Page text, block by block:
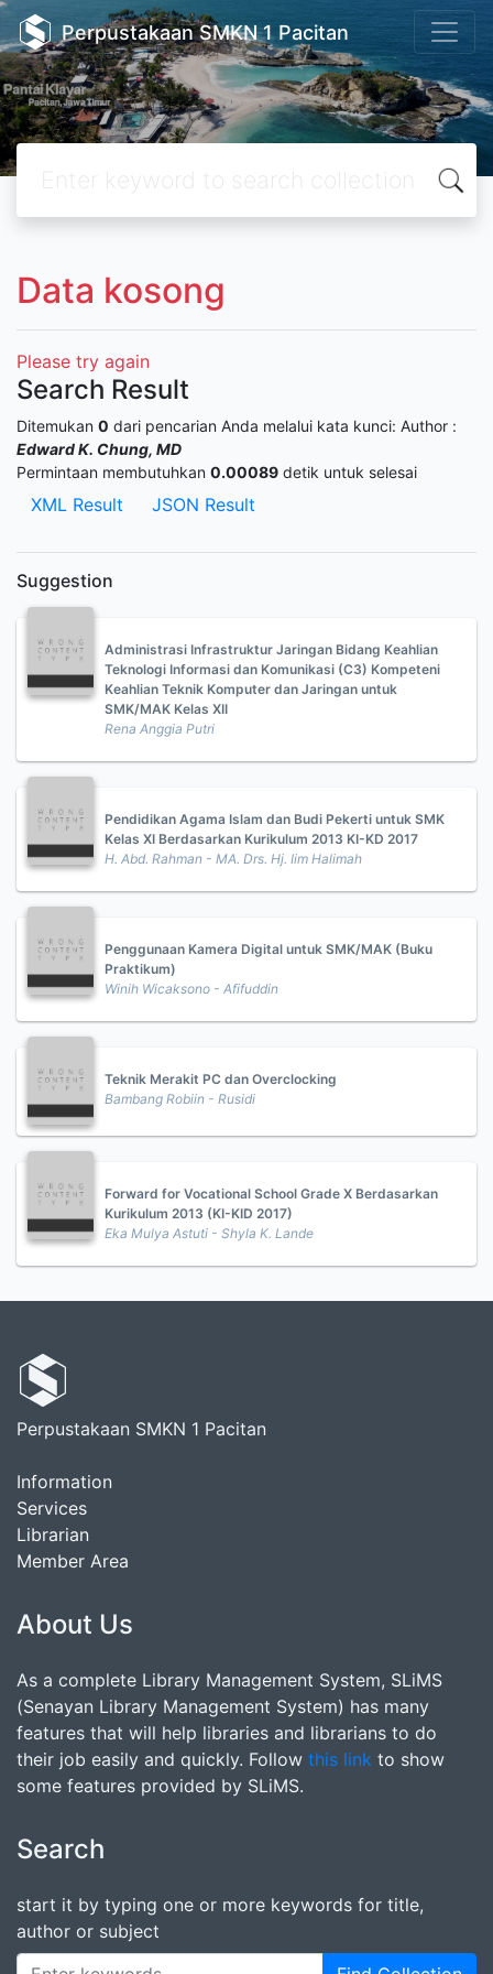
Perpustakaan SMKN 1 Pacitan
Data kosong
Please try again
Search Result
Ditemukan 0 dari pencarian Anda melalui kata kunci: Author :
Edward K. Chung, MD
Permintaan membutuhkan 0.00089 detik untuk selesai
XML Result JSON Result
Suggestion
Administrasi Infrastruktur Jaringan Bidang Keahlian
Teknologi Informasi dan Komunikasi (C3) Kompeteni
Keahlian Teknik Komputer dan Jaringan untuk
SMK/MAK Kelas XII
Rena Anggia Putri
Pendidikan Agama Islam dan Budi Pekerti untuk SMK
Kelas XI Berdasarkan Kurikulum 2013 KI-KD 2017
H. Abd. Rahman - MA. Drs. Hj. Iim Halimah
Penggunaan Kamera Digital untuk SMK/MAK (Buku
Praktikum)
Winih Wicaksono - Afifuddin
Teknik Merakit PC dan Overclocking
Bambang Robiin - Rusidi
Forward for Vocational School Grade X Berdasarkan
Kurikulum 2013 (KI-KID 2017)
Eka Mulya Astuti - Shyla K. Lande
Perpustakaan SMKN 1 Pacitan
Information
Services
Librarian
Member Area
About Us
As a complete Library Management System, SLiMS
(Senayan Library Management System) has many
features that will help libraries and librarians to do
their job easily and quickly. Follow this link to show
some features provided by SLiMS.
Search
start it by typing one or more keywords for title,
author or subject